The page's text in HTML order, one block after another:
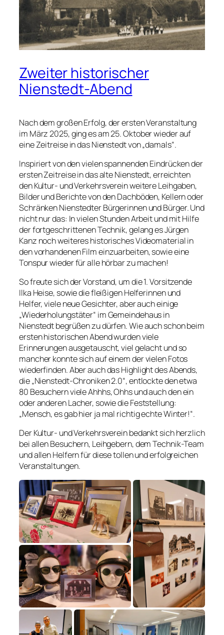
Zweiter historischer
Nienstedt-Abend
Nach dem großen Erfolg, der ersten Veranstaltung
im März 2025, ging es am 25. Oktober wieder auf
eine Zeitreise in das Nienstedt von „damals“.
Inspiriert von den vielen spannenden Eindrücken der
ersten Zeitreise in das alte Nienstedt, erreichten
den Kultur- und Verkehrsverein weitere Leihgaben,
Bilder und Berichte von den Dachböden, Kellern oder
Schränken Nienstedter Bürgerinnen und Bürger. Und
nicht nur das: In vielen Stunden Arbeit und mit Hilfe
der fortgeschrittenen Technik, gelang es Jürgen
Kanz noch weiteres historisches Videomaterial in
den vorhandenen Film einzuarbeiten, sowie eine
Tonspur wieder für alle hörbar zu machen!
So freute sich der Vorstand, um die 1. Vorsitzende
Ilka Heise, sowie die fleißigen Helferinnen und
Helfer, viele neue Gesichter, aber auch einige
„Wiederholungstäter“ im Gemeindehaus in
Nienstedt begrüßen zu dürfen. Wie auch schon beim
ersten historischen Abend wurden viele
Erinnerungen ausgetauscht, viel gelacht und so
mancher konnte sich auf einem der vielen Fotos
wiederfinden. Aber auch das Highlight des Abends,
die „Nienstedt-Chroniken 2.0“, entlockte den etwa
80 Besuchern viele Ahhhs, Ohhs und auch den ein
oder anderen Lacher, sowie die Feststellung:
„Mensch, es gab hier ja mal richtig echte Winter!“.
Der Kultur- und Verkehrsverein bedankt sich herzlich
bei allen Besuchern, Leihgebern, dem Technik-Team
und allen Helfern für diese tollen und erfolgreichen
Veranstaltungen.